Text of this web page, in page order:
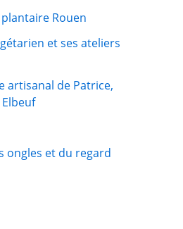
Rouen
et ses ateliers
artisanal de Patrice,
ongles et du regard